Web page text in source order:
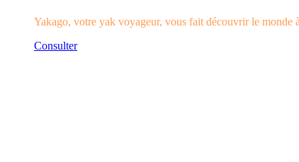
Yakago, votre yak voyageur, vous fait découvrir le monde
Consulter